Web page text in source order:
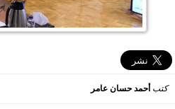
كتب أحمد حسان عامر